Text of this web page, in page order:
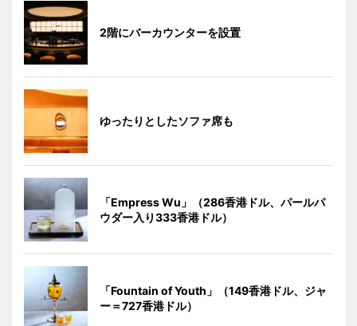
2階にバーカウンターを設置
ゆったりとしたソファ席も
「Empress Wu」（286香港ドル、パールパ
ウダー入り333香港ドル）
「Fountain of Youth」（149香港ドル、ジャ
ー＝727香港ドル）